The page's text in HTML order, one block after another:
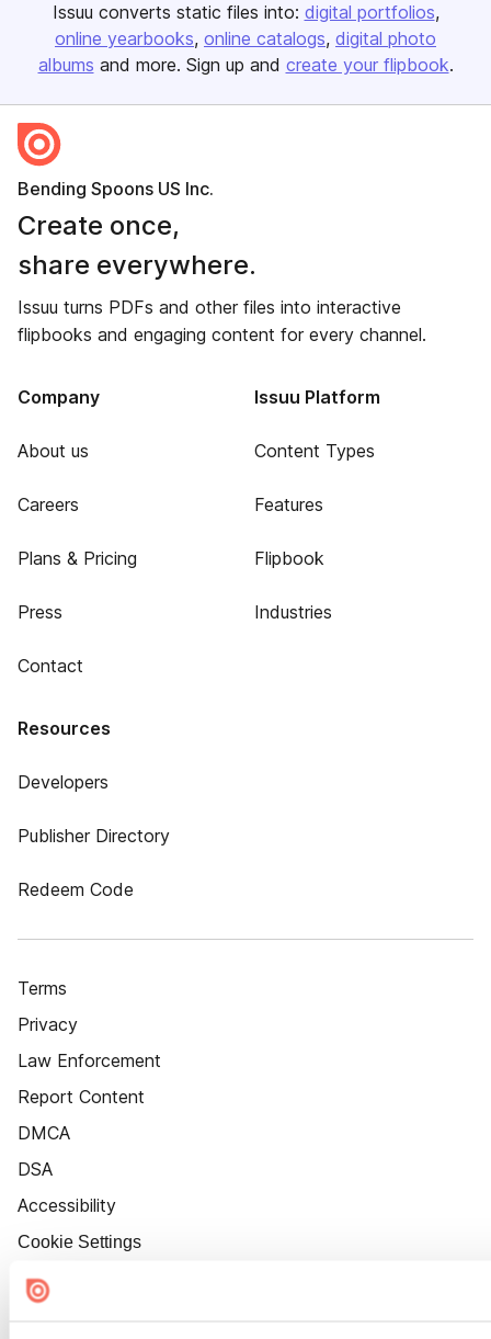
Issuu converts static files into: digital portfolios
online yearbooks online catalogs digital photo
albums and more. Sign up and create your flipbook.
Bending Spoons US Inc.
Create once,
share everywhere.
Issuu turns PDFs and other files into interactive
flipbooks and engaging content for every channel.
Company
About us
Careers
Plans & Pricing
Press
Contact
Issuu Platform
Content Types
Features
Flipbook
Industries
Resources
Developers
Publisher Directory
Redeem Code
Terms
Privacy
Law Enforcement
Report Content
DMCA
DSA
Accessibility
Cookie Settings